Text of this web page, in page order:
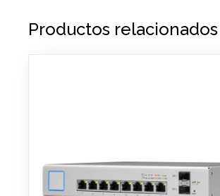
Productos relacionados